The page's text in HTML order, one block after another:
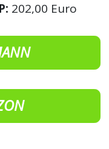
202,00 Euro